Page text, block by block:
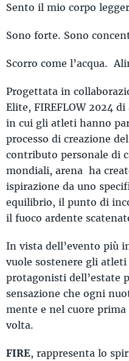
Sento il mio corpo
Sono forte. Sono
Scorro come l’acqua.
Progettata in
Elite, FIREFLOW 2024
in cui gli atleti hanno
processo di creazione
contributo personale di
mondiali, arena ha
ispirazione da uno
equilibrio, il punto di
il fuoco ardente
In vista dell’evento più
vuole sostenere gli
protagonisti dell’estate
sensazione che ogni
mente e nel cuore
volta.
FIRE, rappresenta lo